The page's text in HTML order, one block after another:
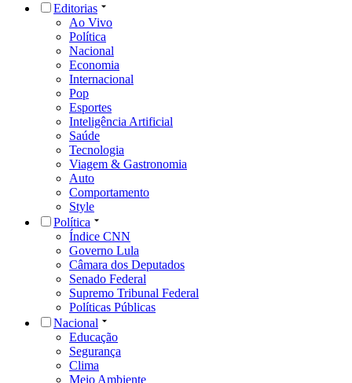
Editorias
Ao Vivo
Política
Nacional
Economia
Internacional
Pop
Esportes
Inteligência Artificial
Saúde
Tecnologia
Viagem & Gastronomia
Auto
Comportamento
Style
Política
Índice CNN
Governo Lula
Câmara dos Deputados
Senado Federal
Supremo Tribunal Federal
Políticas Públicas
Nacional
Educação
Segurança
Clima
Meio Ambiente